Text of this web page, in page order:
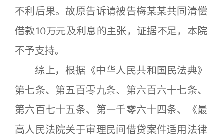
不利后果。故原告诉请被告梅某某共同清偿
借款10万元及利息的主张，证据不足，本院
不予支持。
综上，根据《中华人民共和国民法典》
第七条、第五百零九条、第六百六十七条、
第六百七十五条、第一千零六十四条、《最
高人民法院关于审理民间借贷案件适用法律